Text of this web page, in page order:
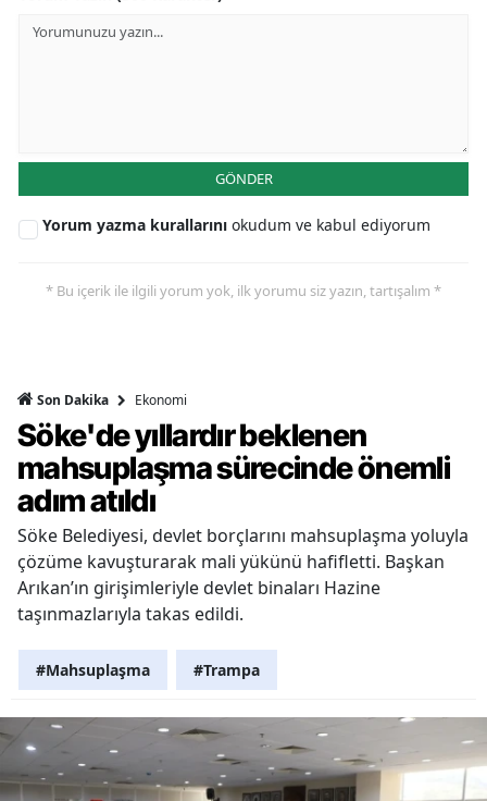
GÖNDER
Yorum yazma kurallarını okudum ve kabul ediyorum
* Bu içerik ile ilgili yorum yok, ilk yorumu siz yazın, tartışalım *
Son Dakika Ekonomi
Söke'de yıllardır beklenen
mahsuplaşma sürecinde önemli
adım atıldı
Söke Belediyesi, devlet borçlarını mahsuplaşma yoluyla
çözüme kavuşturarak mali yükünü hafifletti. Başkan
Arıkan’ın girişimleriyle devlet binaları Hazine
taşınmazlarıyla takas edildi.
#Mahsuplaşma #Trampa